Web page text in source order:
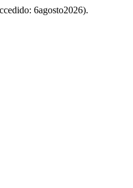
6agosto2026).